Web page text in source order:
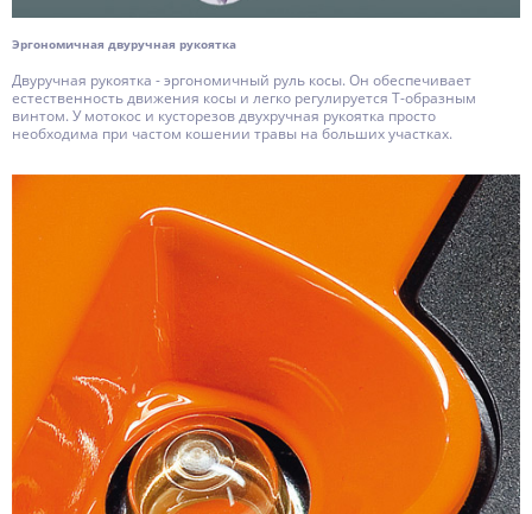
Эргономичная двуручная рукоятка
Двуручная рукоятка - эргономичный руль косы. Он обеспечивает
естественность движения косы и легко регулируется Т-образным
винтом. У мотокос и кусторезов двухручная рукоятка просто
необходима при частом кошении травы на больших участках.